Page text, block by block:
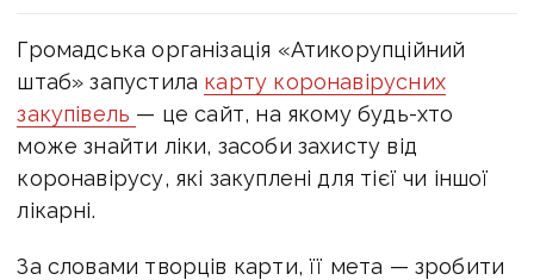
Громадська організація «Атикорупційний
штаб» запустила карту коронавірусних
закупівель — це сайт, на якому будь-хто
може знайти ліки, засоби захисту від
коронавірусу, які закуплені для тієї чи іншої
лікарні.
За словами творців карти, її мета — зробити